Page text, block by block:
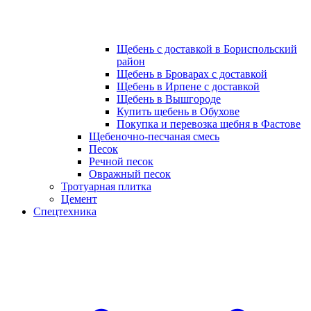
Щебень с доставкой в Бориспольский
район
Щебень в Броварах с доставкой
Щебень в Ирпене с доставкой
Щебень в Вышгороде
Купить щебень в Обухове
Покупка и перевозка щебня в Фастове
Щебеночно-песчаная смесь
Песок
Речной песок
Овражный песок
Тротуарная плитка
Цемент
Спецтехника